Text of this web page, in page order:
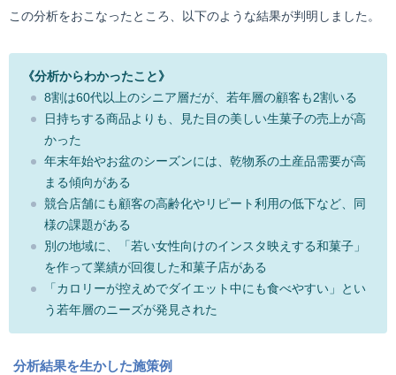
この分析をおこなったところ、以下のような結果が判明しました。
《分析からわかったこと》
8割は60代以上のシニア層だが、若年層の顧客も2割いる
日持ちする商品よりも、見た目の美しい生菓子の売上が高
かった
年末年始やお盆のシーズンには、乾物系の土産品需要が高
まる傾向がある
競合店舗にも顧客の高齢化やリピート利用の低下など、同
様の課題がある
別の地域に、「若い女性向けのインスタ映えする和菓子」
を作って業績が回復した和菓子店がある
「カロリーが控えめでダイエット中にも食べやすい」とい
う若年層のニーズが発見された
分析結果を生かした施策例